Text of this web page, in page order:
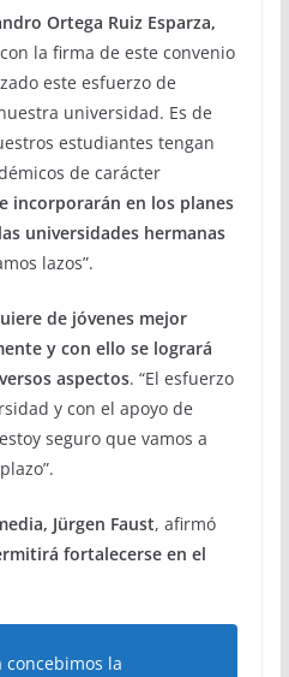
Ortega Ruiz Esparza,
la firma de este convenio
este esfuerzo de
universidad. Es de
estudiantes tengan
de carácter
incorporarán en los planes
universidades hermanas
lazos”.
de jóvenes mejor
y con ello se logrará
aspectos. “El esfuerzo
y con el apoyo de
seguro que vamos a
Jürgen Faust, afirmó
fortalecerse en el
concebimos la